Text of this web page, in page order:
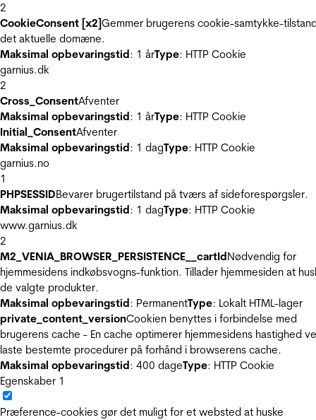
2
CookieConsent [x2]Gemmer brugerens cookie-samtykke-
det aktuelle domæne.
Maksimal opbevaringstid: 1 årType: HTTP Cookie
garnius.dk
2
Cross_ConsentAfventer
Maksimal opbevaringstid: 1 årType: HTTP Cookie
Initial_ConsentAfventer
Maksimal opbevaringstid: 1 dagType: HTTP Cookie
garnius.no
1
PHPSESSIDBevarer brugertilstand på tværs af sideforespørgsler.
Maksimal opbevaringstid: 1 dagType: HTTP Cookie
www.garnius.dk
2
M2_VENIA_BROWSER_PERSISTENCE__cartIdNødvendig for
hjemmesidens indkøbsvogns-funktion. Tillader hjemmesiden at
de valgte produkter.
Maksimal opbevaringstid: PermanentType: Lokalt HTML-lager
private_content_versionCookien benyttes i forbindelse med
brugerens cache - En cache optimerer hjemmesidens hastighed
laste bestemte procedurer på forhånd i browserens cache.
Maksimal opbevaringstid: 400 dageType: HTTP Cookie
Egenskaber 1
Præference-cookies gør det muligt for et websted at huske